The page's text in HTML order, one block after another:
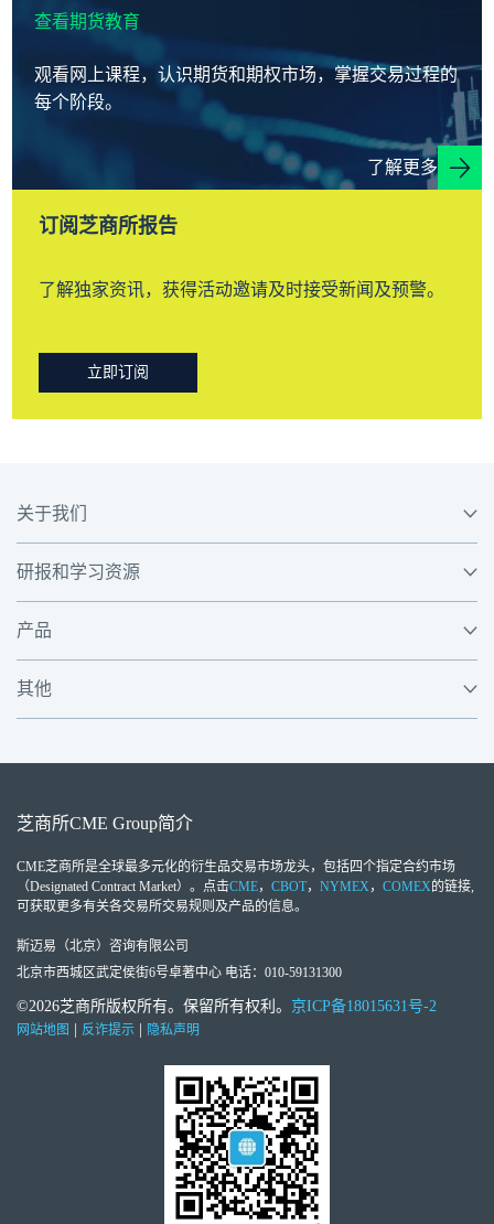
查看期货教育
观看网上课程，认识期货和期权市场，掌握交易过程的
每个阶段。
了解更多
订阅芝商所报告
了解独家资讯，获得活动邀请及时接受新闻及预警。
立即订阅
关于我们
研报和学习资源
产品
其他
芝商所CME Group简介
CME芝商所是全球最多元化的衍生品交易市场龙头，包括四个指定合约市场
（Designated Contract Market）。点击CME， CBOT， NYMEX ， COMEX的链接,
可获取更多有关各交易所交易规则及产品的信息。
斯迈易（北京）咨询有限公司
北京市西城区武定侯街6号卓著中心 电话：010-59131300
©2026芝商所版权所有。保留所有权利。 京ICP备18015631号-2
网站地图 反诈提示 隐私声明